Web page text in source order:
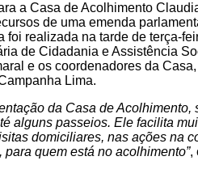
a Casa de Acolhimento
de uma emenda
foi realizada na tarde de terça-
de Cidadania e Assistência
e os coordenadores da Casa,
Lima.
da Casa de
alguns passeios. Ele facilita
domiciliares, nas ações na
quem está no acolhimento”,